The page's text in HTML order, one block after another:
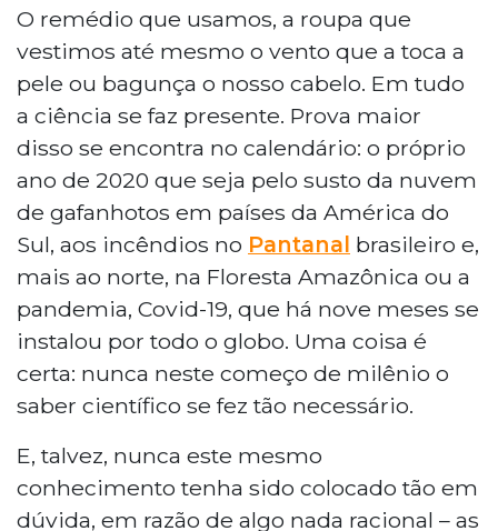
O remédio que usamos, a roupa que
vestimos até mesmo o vento que a toca a
pele ou bagunça o nosso cabelo. Em tudo
a ciência se faz presente. Prova maior
disso se encontra no calendário: o próprio
ano de 2020 que seja pelo susto da nuvem
de gafanhotos em países da América do
Sul, aos incêndios no Pantanal brasileiro e,
mais ao norte, na Floresta Amazônica ou a
pandemia, Covid-19, que há nove meses se
instalou por todo o globo. Uma coisa é
certa: nunca neste começo de milênio o
saber científico se fez tão necessário.
E, talvez, nunca este mesmo
conhecimento tenha sido colocado tão em
dúvida, em razão de algo nada racional – as